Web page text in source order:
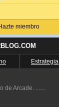
miembro
Estrategia
de Arcade. ......